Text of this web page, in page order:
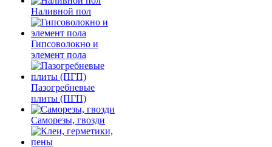
Наливной пол
Гипсоволокно и
элемент пола
Пазогребневые
плиты (ПГП)
Саморезы, гвозди